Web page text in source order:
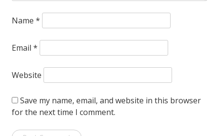
Name *
Email *
Website
Save my name, email, and website in this browser
for the next time I comment.